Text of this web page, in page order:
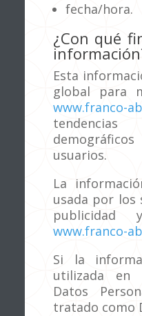
fecha/hora.
¿Con qué
Esta
global para
www.franco-
usuarios.
La
usada por los
publicidad
www.franco-
Si la
utilizada en
Datos
tratado como